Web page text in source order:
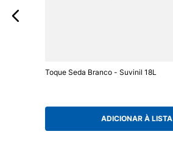
Toque Seda Branco - Suvinil 18L
ADICIONAR À LISTA